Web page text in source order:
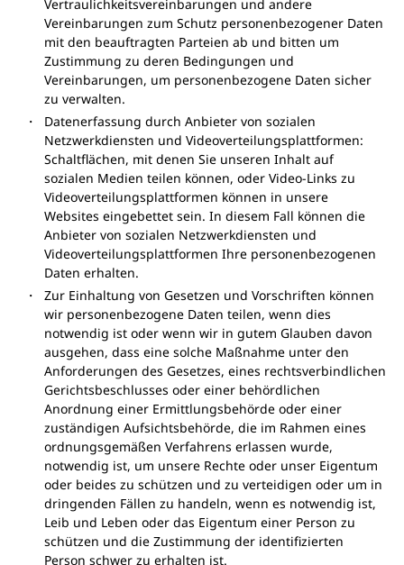
Vertraulichkeitsvereinbarungen und andere
Vereinbarungen zum Schutz personenbezogener Daten
mit den beauftragten Parteien ab und bitten um
Zustimmung zu deren Bedingungen und
Vereinbarungen, um personenbezogene Daten sicher
zu verwalten.
Datenerfassung durch Anbieter von sozialen
Netzwerkdiensten und Videoverteilungsplattformen:
Schaltflächen, mit denen Sie unseren Inhalt auf
sozialen Medien teilen können, oder Video-Links zu
Videoverteilungsplattformen können in unsere
Websites eingebettet sein. In diesem Fall können die
Anbieter von sozialen Netzwerkdiensten und
Videoverteilungsplattformen Ihre personenbezogenen
Daten erhalten.
Zur Einhaltung von Gesetzen und Vorschriften können
wir personenbezogene Daten teilen, wenn dies
notwendig ist oder wenn wir in gutem Glauben davon
ausgehen, dass eine solche Maßnahme unter den
Anforderungen des Gesetzes, eines rechtsverbindlichen
Gerichtsbeschlusses oder einer behördlichen
Anordnung einer Ermittlungsbehörde oder einer
zuständigen Aufsichtsbehörde, die im Rahmen eines
ordnungsgemäßen Verfahrens erlassen wurde,
notwendig ist, um unsere Rechte oder unser Eigentum
oder beides zu schützen und zu verteidigen oder um in
dringenden Fällen zu handeln, wenn es notwendig ist,
Leib und Leben oder das Eigentum einer Person zu
schützen und die Zustimmung der identifizierten
Person schwer zu erhalten ist.